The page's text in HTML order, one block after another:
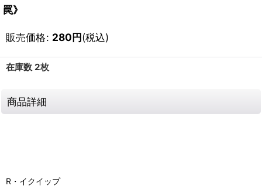
罠》
販売価格: 280円(税込)
在庫数 2枚
商品詳細
R・イクイップ